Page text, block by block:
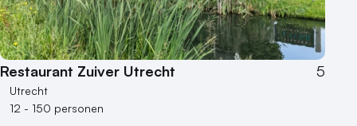
Restaurant Zuiver Utrecht 5
Utrecht
12 - 150 personen